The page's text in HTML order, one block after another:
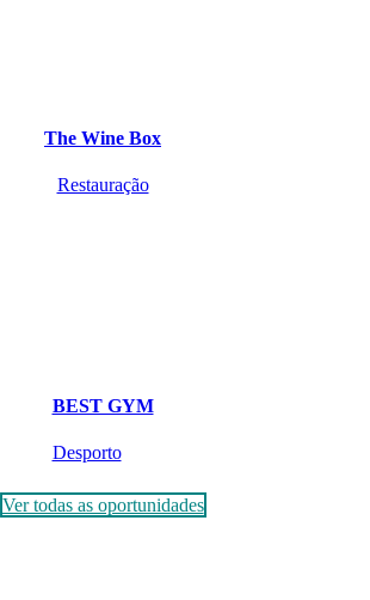
The Wine Box
Restauração
BEST GYM
Desporto
Ver todas as oportunidades